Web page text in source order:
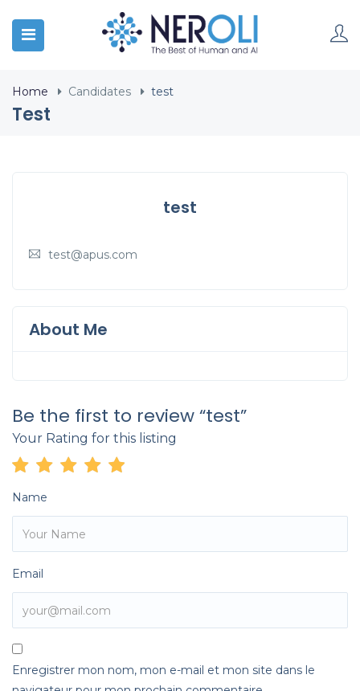
Home Candidates test
Test
test
test@apus.com
About Me
Be the first to review “test”
Your Rating for this listing
Name
Email
Enregistrer mon nom, mon e-mail et mon site dans le